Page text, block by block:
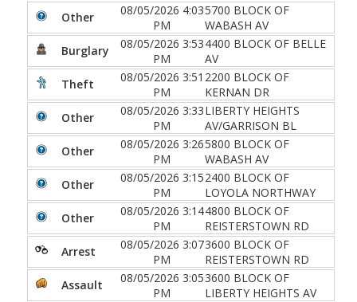
Other
08/05/2026 4:03
PM
5700 BLOCK OF
WABASH AV
Burglary
08/05/2026 3:53
PM
4400 BLOCK OF BELLE
AV
Theft
08/05/2026 3:51
PM
2200 BLOCK OF
KERNAN DR
Other
08/05/2026 3:33
PM
LIBERTY HEIGHTS
AV/GARRISON BL
Other
08/05/2026 3:26
PM
5800 BLOCK OF
WABASH AV
Other
08/05/2026 3:15
PM
2400 BLOCK OF
LOYOLA NORTHWAY
Other
08/05/2026 3:14
PM
4800 BLOCK OF
REISTERSTOWN RD
Arrest
08/05/2026 3:07
PM
3600 BLOCK OF
REISTERSTOWN RD
Assault
08/05/2026 3:05
PM
3600 BLOCK OF
LIBERTY HEIGHTS AV